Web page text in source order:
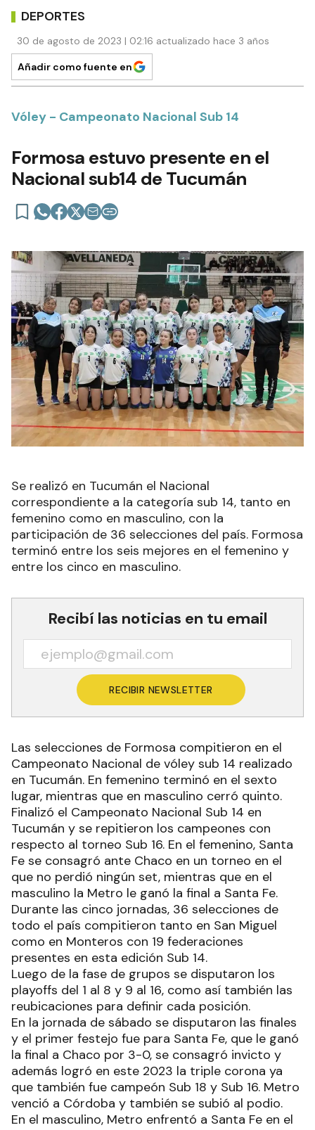
DEPORTES
30 de agosto de 2023 | 02:16 actualizado hace 3 años
Añadir como fuente en
Vóley - Campeonato Nacional Sub 14
Formosa estuvo presente en el
Nacional sub14 de Tucumán
Se realizó en Tucumán el Nacional
correspondiente a la categoría sub 14, tanto en
femenino como en masculino, con la
participación de 36 selecciones del país. Formosa
terminó entre los seis mejores en el femenino y
entre los cinco en masculino.
Recibí las noticias en tu email
RECIBIR NEWSLETTER
Las selecciones de Formosa compitieron en el
Campeonato Nacional de vóley sub 14 realizado
en Tucumán. En femenino terminó en el sexto
lugar, mientras que en masculino cerró quinto.
Finalizó el Campeonato Nacional Sub 14 en
Tucumán y se repitieron los campeones con
respecto al torneo Sub 16. En el femenino, Santa
Fe se consagró ante Chaco en un torneo en el
que no perdió ningún set, mientras que en el
masculino la Metro le ganó la final a Santa Fe.
Durante las cinco jornadas, 36 selecciones de
todo el país compitieron tanto en San Miguel
como en Monteros con 19 federaciones
presentes en esta edición Sub 14.
Luego de la fase de grupos se disputaron los
playoffs del 1 al 8 y 9 al 16, como así también las
reubicaciones para definir cada posición.
En la jornada de sábado se disputaron las finales
y el primer festejo fue para Santa Fe, que le ganó
la final a Chaco por 3-0, se consagró invicto y
además logró en este 2023 la triple corona ya
que también fue campeón Sub 18 y Sub 16. Metro
venció a Córdoba y también se subió al podio.
En el masculino, Metro enfrentó a Santa Fe en el